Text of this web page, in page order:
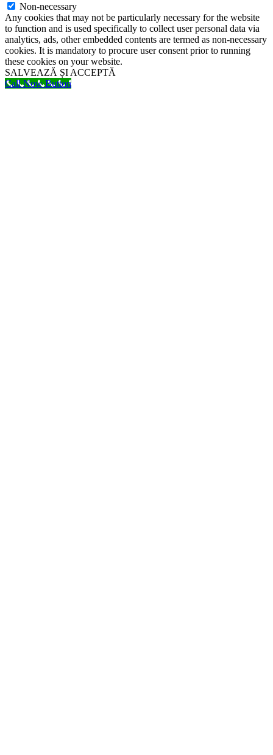
Non-necessary
Any cookies that may not be particularly necessary for the website
to function and is used specifically to collect user personal data via
analytics, ads, other embedded contents are termed as non-necessary
cookies. It is mandatory to procure user consent prior to running
these cookies on your website.
SALVEAZĂ ȘI ACCEPTĂ
Call Now Button